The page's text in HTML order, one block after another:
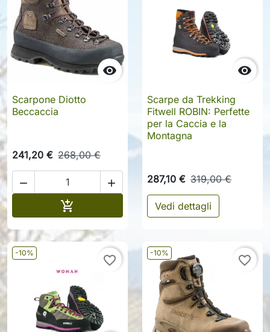

Scarpone Diotto
Beccaccia
241,20 € 268,00 €
 
 Aggiungi al carrello

Scarpe da Trekking
Fitwell ROBIN: Perfette
per la Caccia e la
Montagna
287,10 € 319,00 €
Vedi dettagli
-10%
favorite_border
-10%
favorite_border